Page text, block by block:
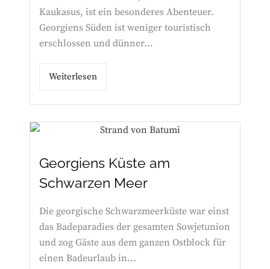
Kaukasus, ist ein besonderes Abenteuer.
Georgiens Süden ist weniger touristisch
erschlossen und dünner...
Weiterlesen
Georgiens Küste am
Schwarzen Meer
Die georgische Schwarzmeerküste war einst
das Badeparadies der gesamten Sowjetunion
und zog Gäste aus dem ganzen Ostblock für
einen Badeurlaub in...